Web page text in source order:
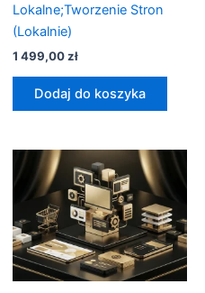
Lokalne;Tworzenie Stron
(Lokalnie)
1 499,00zł
Dodaj do koszyka